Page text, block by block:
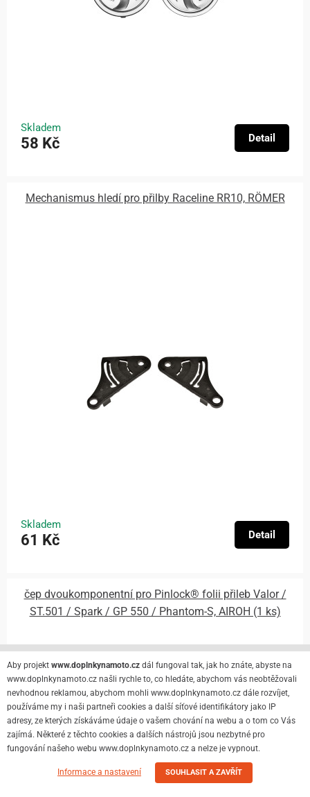
Skladem
58 Kč Detail
Mechanismus hledí pro přilby Raceline RR10, RÖMER
Skladem
61 Kč Detail
čep dvoukomponentní pro Pinlock® folii přileb Valor /
ST.501 / Spark / GP 550 / Phantom-S, AIROH (1 ks)
Aby projekt www.doplnkynamoto.cz dál fungoval tak, jak ho znáte, abyste na
www.doplnkynamoto.cz našli rychle to, co hledáte, abychom vás neobtěžovali
nevhodnou reklamou, abychom mohli www.doplnkynamoto.cz dále rozvíjet,
používáme my i naši partneři cookies a další síťové identifikátory jako IP
adresy, ze kterých získáváme údaje o vašem chování na webu a o tom co Vás
zajímá. Některé z těchto cookies a dalších nástrojů jsou nezbytné pro
fungování našeho webu www.doplnkynamoto.cz a nelze je vypnout.
Informace a nastavení SOUHLASIT A ZAVŘÍT